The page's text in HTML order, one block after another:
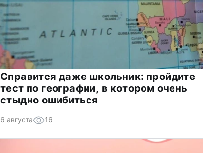
Справится даже школьник: пройдите
тест по географии, в котором очень
стыдно ошибиться
6 августа 16